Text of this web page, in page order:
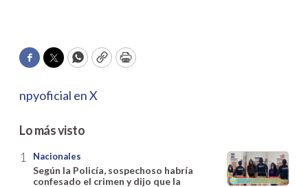
Facebook
TwitterWhatsApp
CopyPrint
npyoficial en X
Lo más visto
Nacionales
Según la Policía, sospechoso habría
confesado el crimen y dijo que la